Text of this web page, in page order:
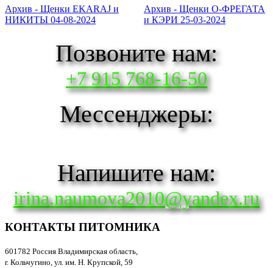
Архив - Щенки EKARAJ и
НИКИТЫ 04-08-2024
Архив - Щенки О-ФРЕГАТА
и КЭРИ 25-03-2024
Позвоните нам:
+7 915 768-16-50
Мессенджеры:
Напишите нам:
irina.naumova2010@yandex.ru
КОНТАКТЫ ПИТОМНИКА
601782 Россия Владимирская область,
г. Кольчугино, ул. им. Н. Крупской, 59